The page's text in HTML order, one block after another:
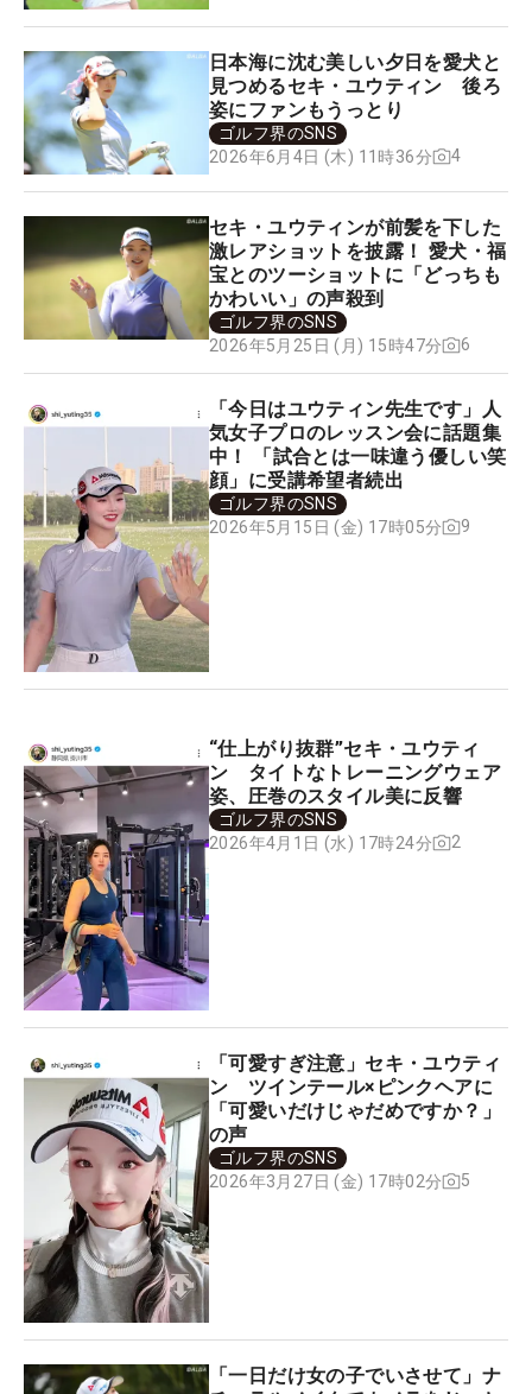
日本海に沈む美しい夕日を愛犬と
見つめるセキ・ユウティン 後ろ
姿にファンもうっとり
ゴルフ界のSNS
2026年6月4日 (木) 11時36分
4
セキ・ユウティンが前髪を下した
激レアショットを披露！ 愛犬・福
宝とのツーショットに「どっちも
かわいい」の声殺到
ゴルフ界のSNS
2026年5月25日 (月) 15時47分
6
「今日はユウティン先生です」人
気女子プロのレッスン会に話題集
中！ 「試合とは一味違う優しい笑
顔」に受講希望者続出
ゴルフ界のSNS
2026年5月15日 (金) 17時05分
9
“仕上がり抜群”セキ・ユウティ
ン タイトなトレーニングウェア
姿、圧巻のスタイル美に反響
ゴルフ界のSNS
2026年4月1日 (水) 17時24分
2
「可愛すぎ注意」セキ・ユウティ
ン ツインテール×ピンクヘアに
「可愛いだけじゃだめですか？」
の声
ゴルフ界のSNS
2026年3月27日 (金) 17時02分
5
「一日だけ女の子でいさせて」ナ